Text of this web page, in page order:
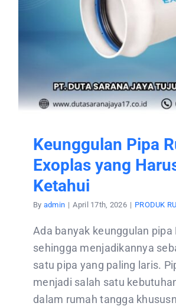
CONTACT US
Keunggulan Pipa
Exoplas yang
Ketahui
By admin | April 17th, 2026 | PRODUK
Ada banyak keunggulan pipa
sehingga menjadikannya
satu pipa yang paling laris.
menjadi salah satu
dalam rumah tangga